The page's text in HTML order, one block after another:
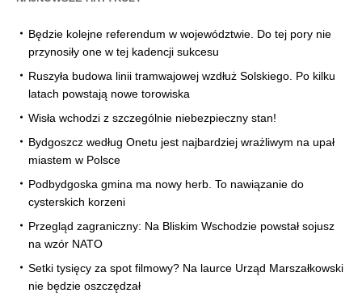
Będzie kolejne referendum w województwie. Do tej pory nie
przynosiły one w tej kadencji sukcesu
Ruszyła budowa linii tramwajowej wzdłuż Solskiego. Po kilku
latach powstają nowe torowiska
Wisła wchodzi z szczególnie niebezpieczny stan!
Bydgoszcz według Onetu jest najbardziej wrażliwym na upał
miastem w Polsce
Podbydgoska gmina ma nowy herb. To nawiązanie do
cysterskich korzeni
Przegląd zagraniczny: Na Bliskim Wschodzie powstał sojusz
na wzór NATO
Setki tysięcy za spot filmowy? Na laurce Urząd Marszałkowski
nie będzie oszczędzał